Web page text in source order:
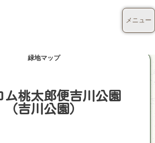
緑地マップ
ム桃太郎便吉川公園
（吉川公園）
メニュー